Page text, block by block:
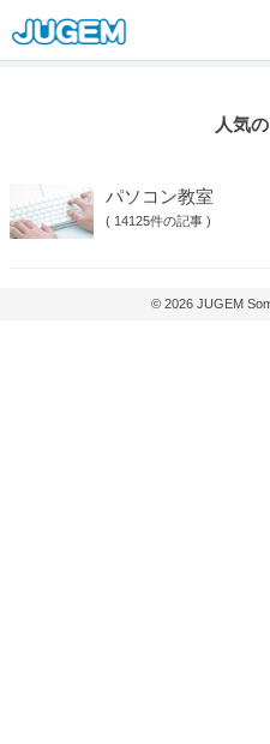
人気
パソコン教室
( 14125件の記事 )
© 2026 JUGEM